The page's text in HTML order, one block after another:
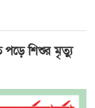
পড়ে শিশুর মৃত্যু